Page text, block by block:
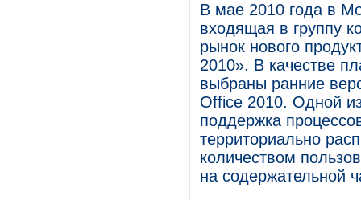
В мае 2010 года в
входящая в группу
рынок нового
2010». В качестве
выбраны ранние
Office 2010. Одной
поддержка
территориально
количеством
на содержательной